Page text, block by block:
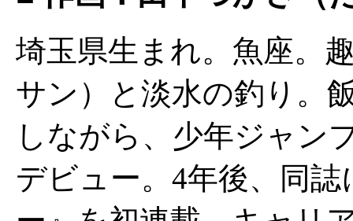
埼玉県生まれ。魚座。
サン）と淡水の釣り。
しながら、少年ジャン
デビュー。4年後、同